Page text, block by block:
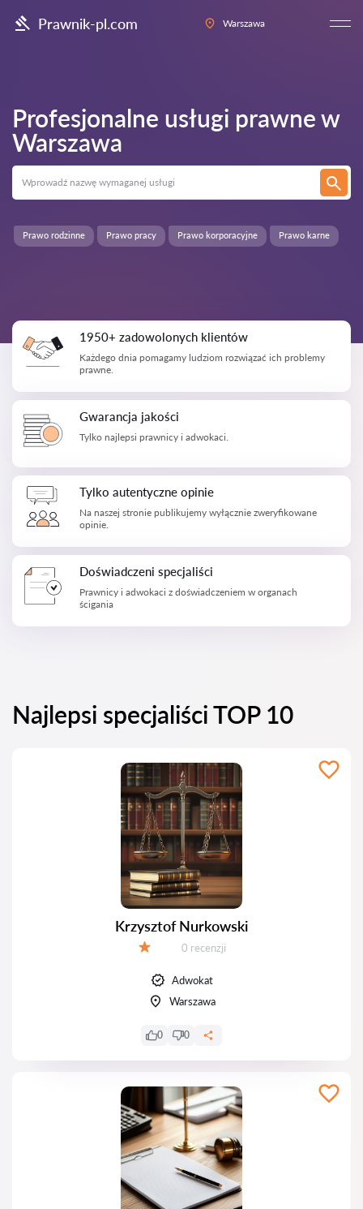
Prawnik-pl.com Warszawa
Profesjonalne usługi prawne w
Warszawa
Prawo karne
Prawo rodzinne Prawo pracy Prawo korporacyjne
1950+ zadowolonych klientów
Każdego dnia pomagamy ludziom rozwiązać ich problemy
prawne.
Gwarancja jakości
Tylko najlepsi prawnicy i adwokaci.
Tylko autentyczne opinie
Na naszej stronie publikujemy wyłącznie zweryfikowane
opinie.
Doświadczeni specjaliści
Prawnicy i adwokaci z doświadczeniem w organach
ścigania
Najlepsi specjaliści TOP 10
Krzysztof Nurkowski
Recenzji:
0 recenzji
Adwokat
Warszawa
0 0